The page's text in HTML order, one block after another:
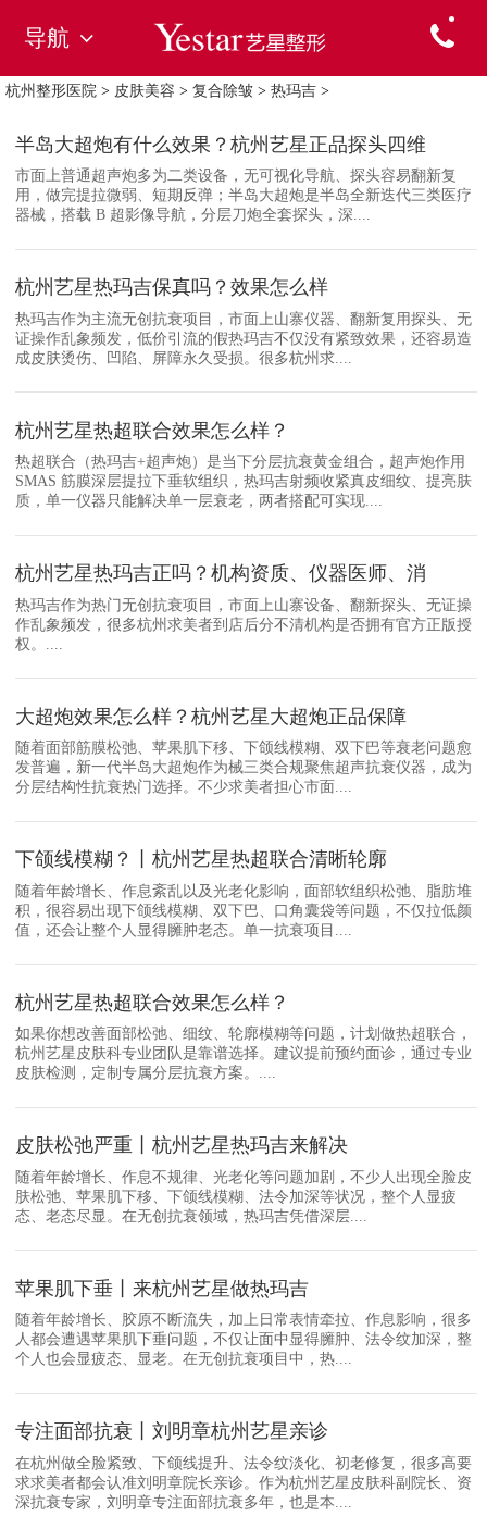
导航
杭州整形医院 > 皮肤美容 > 复合除皱 > 热玛吉 >
半岛大超炮有什么效果？杭州艺星正品探头四维
市面上普通超声炮多为二类设备，无可视化导航、探头容易翻新复
用，做完提拉微弱、短期反弹；半岛大超炮是半岛全新迭代三类医疗
器械，搭载 B 超影像导航，分层刀炮全套探头，深....
杭州艺星热玛吉保真吗？效果怎么样
热玛吉作为主流无创抗衰项目，市面上山寨仪器、翻新复用探头、无
证操作乱象频发，低价引流的假热玛吉不仅没有紧致效果，还容易造
成皮肤烫伤、凹陷、屏障永久受损。很多杭州求....
杭州艺星热超联合效果怎么样？
热超联合（热玛吉+超声炮）是当下分层抗衰黄金组合，超声炮作用
SMAS 筋膜深层提拉下垂软组织，热玛吉射频收紧真皮细纹、提亮肤
质，单一仪器只能解决单一层衰老，两者搭配可实现....
杭州艺星热玛吉正吗？机构资质、仪器医师、消
热玛吉作为热门无创抗衰项目，市面上山寨设备、翻新探头、无证操
作乱象频发，很多杭州求美者到店后分不清机构是否拥有官方正版授
权。....
大超炮效果怎么样？杭州艺星大超炮正品保障
随着面部筋膜松弛、苹果肌下移、下颌线模糊、双下巴等衰老问题愈
发普遍，新一代半岛大超炮作为械三类合规聚焦超声抗衰仪器，成为
分层结构性抗衰热门选择。不少求美者担心市面....
下颌线模糊？丨杭州艺星热超联合清晰轮廓
随着年龄增长、作息紊乱以及光老化影响，面部软组织松弛、脂肪堆
积，很容易出现下颌线模糊、双下巴、口角囊袋等问题，不仅拉低颜
值，还会让整个人显得臃肿老态。单一抗衰项目....
杭州艺星热超联合效果怎么样？
如果你想改善面部松弛、细纹、轮廓模糊等问题，计划做热超联合，
杭州艺星皮肤科专业团队是靠谱选择。建议提前预约面诊，通过专业
皮肤检测，定制专属分层抗衰方案。....
皮肤松弛严重丨杭州艺星热玛吉来解决
随着年龄增长、作息不规律、光老化等问题加剧，不少人出现全脸皮
肤松弛、苹果肌下移、下颌线模糊、法令加深等状况，整个人显疲
态、老态尽显。在无创抗衰领域，热玛吉凭借深层....
苹果肌下垂丨来杭州艺星做热玛吉
随着年龄增长、胶原不断流失，加上日常表情牵拉、作息影响，很多
人都会遭遇苹果肌下垂问题，不仅让面中显得臃肿、法令纹加深，整
个人也会显疲态、显老。在无创抗衰项目中，热....
专注面部抗衰丨刘明章杭州艺星亲诊
在杭州做全脸紧致、下颌线提升、法令纹淡化、初老修复，很多高要
求求美者都会认准刘明章院长亲诊。作为杭州艺星皮肤科副院长、资
深抗衰专家，刘明章专注面部抗衰多年，也是本....